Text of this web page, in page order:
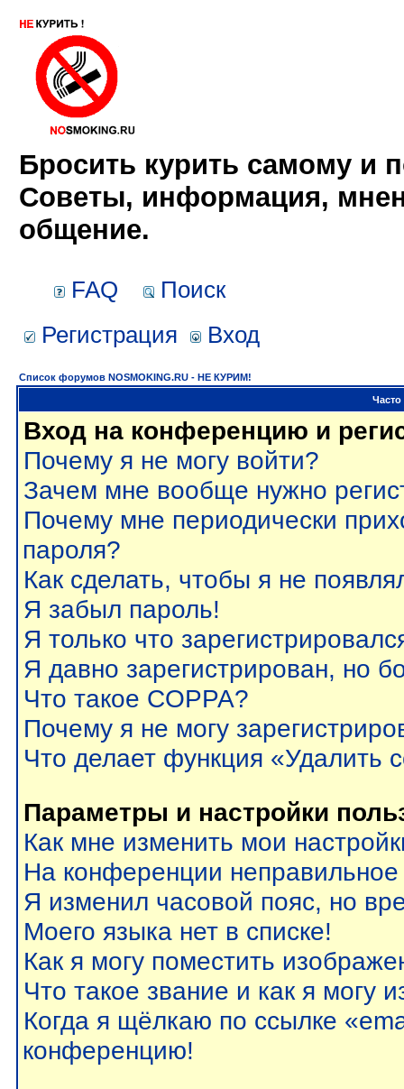
Бросить курить самому и
Советы, информация,
общение.
FAQ
Поиск
Регистрация
Вход
Список форумов NOSMOKING.RU - НЕ КУРИМ!
Вход на конференцию и
Почему я не могу войти?
Зачем мне вообще нужно
Почему мне периодически
пароля?
Как сделать, чтобы я не
Я забыл пароль!
Я только что
Я давно зарегистрирован, но
Что такое COPPA?
Почему я не могу
Что делает функция «Удалить
Параметры и настройки
Как мне изменить мои
На конференции
Я изменил часовой пояс, но
Моего языка нет в списке!
Как я могу поместить
Что такое звание и как я могу
Когда я щёлкаю по ссылке
конференцию!